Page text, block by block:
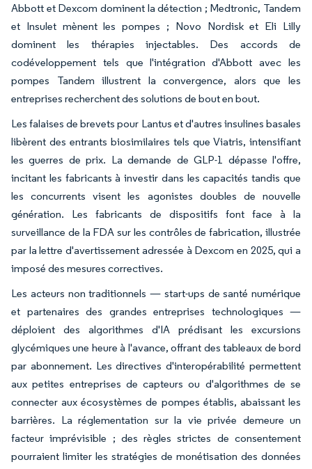
Abbott et Dexcom dominent la détection ; Medtronic, Tandem
et Insulet mènent les pompes ; Novo Nordisk et Eli Lilly
dominent les thérapies injectables. Des accords de
codéveloppement tels que l'intégration d'Abbott avec les
pompes Tandem illustrent la convergence, alors que les
entreprises recherchent des solutions de bout en bout.
Les falaises de brevets pour Lantus et d'autres insulines basales
libèrent des entrants biosimilaires tels que Viatris, intensifiant
les guerres de prix. La demande de GLP-1 dépasse l'offre,
incitant les fabricants à investir dans les capacités tandis que
les concurrents visent les agonistes doubles de nouvelle
génération. Les fabricants de dispositifs font face à la
surveillance de la FDA sur les contrôles de fabrication, illustrée
par la lettre d'avertissement adressée à Dexcom en 2025, qui a
imposé des mesures correctives.
Les acteurs non traditionnels — start-ups de santé numérique
et partenaires des grandes entreprises technologiques —
déploient des algorithmes d'IA prédisant les excursions
glycémiques une heure à l'avance, offrant des tableaux de bord
par abonnement. Les directives d'interopérabilité permettent
aux petites entreprises de capteurs ou d'algorithmes de se
connecter aux écosystèmes de pompes établis, abaissant les
barrières. La réglementation sur la vie privée demeure un
facteur imprévisible ; des règles strictes de consentement
pourraient limiter les stratégies de monétisation des données